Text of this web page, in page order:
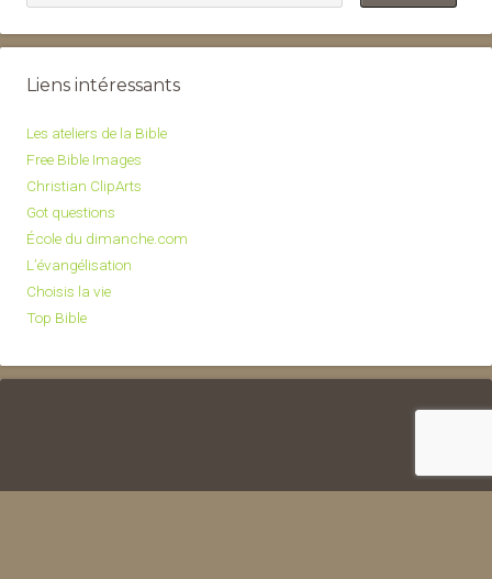
Liens intéressants
Les ateliers de la Bible
Free Bible Images
Christian ClipArts
Got questions
École du dimanche.com
L’évangélisation
Choisis la vie
Top Bible